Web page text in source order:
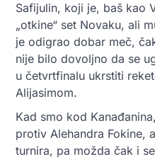
Safijulin, koji je, baš kao
„otkine“ set Novaku, ali
je odigrao dobar meč,
nije bilo dovoljno da se
u četvrtfinalu ukrstiti
Alijasimom.
Kad smo kod
protiv Alehandra Fokine,
turnira, pa možda čak i